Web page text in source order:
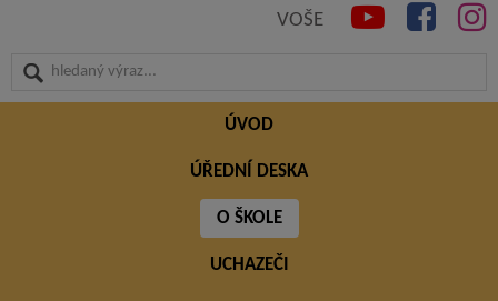
VOŠE
ÚVOD
ÚŘEDNÍ DESKA
O ŠKOLE
UCHAZEČI